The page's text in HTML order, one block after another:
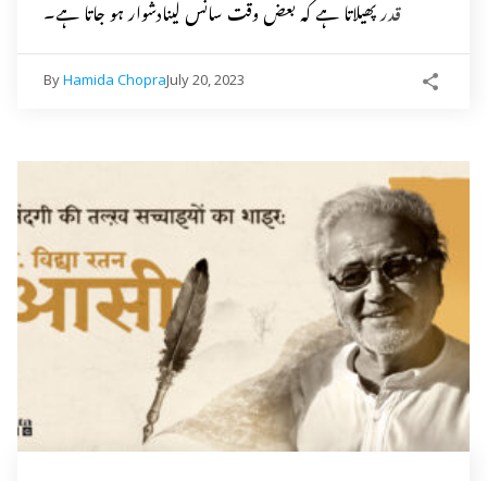
قدر پھیلاتا ہے کہ بعض وقت سانس لینادشوار ہو جاتا ہے۔
ByHamida ChopraJuly 20, 2023